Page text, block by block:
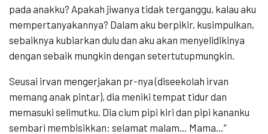
pada anakku? Apakah jiwanya tidak terganggu, kalau aku
mempertanyakannya? Dalam aku berpikir, kusimpulkan,
sebaiknya kubiarkan dulu dan aku akan menyelidikinya
dengan sebaik mungkin dengan setertutupmungkin.
Seusai irvan mengerjakan pr-nya (diseekolah irvan
memang anak pintar), dia meniki tempat tidur dan
memasuki selimutku. Dia cium pipi kiri dan pipi kananku
sembari membisikkan: selamat malam… Mama…”